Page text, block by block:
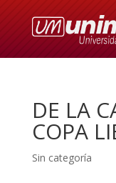
DE LA
COPA
Sin categoría